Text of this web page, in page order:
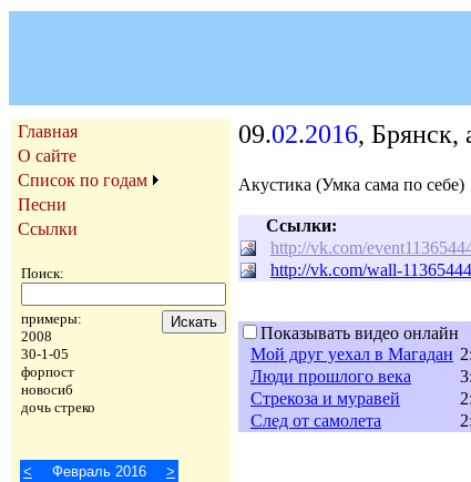
Главная
О сайте
Список по годам
Песни
Ссылки
Поиск:
примеры:
2008
30-1-05
форпост
новосиб
дочь стреко
< Февраль 2016
>
09.02.2016, Брянск,
Акустика (Умка сама по себе)
Ссылки:
http://vk.com/
http://vk.com/wall-
Показывать видео онлайн
Мой друг уехал в Магадан
Люди прошлого века
Стрекоза и муравей
След от самолета